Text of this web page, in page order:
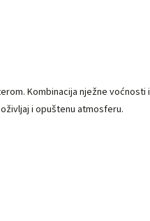
Kombinacija nježne voćnosti i
i opuštenu atmosferu.